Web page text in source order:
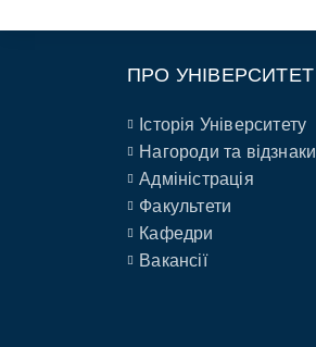
ПРО УНІВЕРСИТЕТ
Історія Університету
Нагороди та відзнаки
Адміністрація
Факультети
Кафедри
Вакансії